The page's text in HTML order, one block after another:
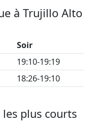
à Trujillo Alto
Soir
19:10-19:19
18:26-19:10
plus courts